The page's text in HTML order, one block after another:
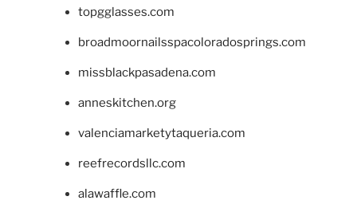
topgglasses.com
broadmoornailsspacoloradosprings.com
missblackpasadena.com
anneskitchen.org
valenciamarketytaqueria.com
reefrecordsllc.com
alawaffle.com